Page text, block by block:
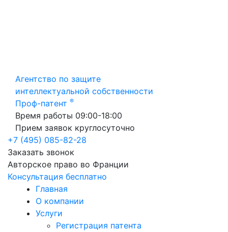
Агентство по защите
интеллектуальной собственности
Проф-патент ®
Время работы 09:00-18:00
Прием заявок круглосуточно
+7 (495) 085-82-28
Заказать звонок
Авторское право во Франции
Консультация бесплатно
Главная
О компании
Услуги
Регистрация патента